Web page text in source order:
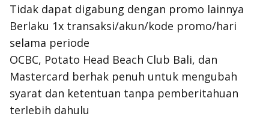
Tidak dapat digabung dengan promo lainnya
Berlaku 1x transaksi/akun/kode promo/hari
selama periode
OCBC, Potato Head Beach Club Bali, dan
Mastercard berhak penuh untuk mengubah
syarat dan ketentuan tanpa pemberitahuan
terlebih dahulu